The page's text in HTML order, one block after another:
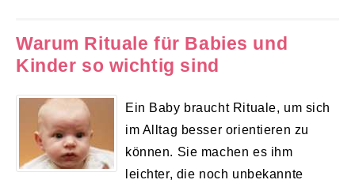
Warum Rituale für Babies und
Kinder so wichtig sind
Ein Baby braucht Rituale, um sich
im Alltag besser orientieren zu
können. Sie machen es ihm
leichter, die noch unbekannte